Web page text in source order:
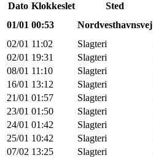
Dato Klokkeslet Sted
01/01 00:53 Nordvesthavnsvej
02/01 11:02 Slagteri
02/01 19:31 Slagteri
08/01 11:10 Slagteri
16/01 13:12 Slagteri
21/01 01:57 Slagteri
23/01 01:50 Slagteri
24/01 01:42 Slagteri
25/01 10:42 Slagteri
07/02 13:25 Slagteri